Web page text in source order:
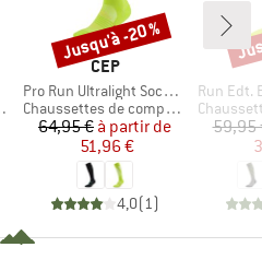
MARQUE
CEP
Article
Pro Run Ultralight Socks Tall
Product group
Chaussettes de compression
Prix
64,95 € Prix réduit
à partir de
51,96 €
4,0( 1)
Remise
Jusqu'à -20 %
Article
Run Edt.
Product
59,95